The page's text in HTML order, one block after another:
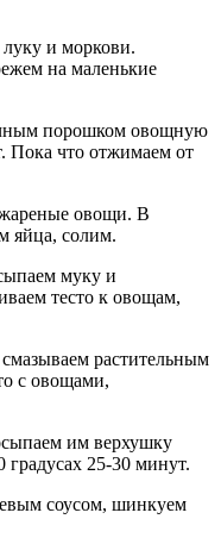
и моркови.
на маленькие
порошком овощную
Пока что отжимаем от
овощи. В
яйца, солим.
муку и
тесто к овощам,
растительным
с овощами,
им верхушку
25-30 минут.
соусом, шинкуем